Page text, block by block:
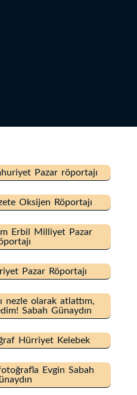
Pazar röportajı
Oksijen Röportajı
Erbil Milliyet Pazar
Pazar Röportajı
nezle olarak atlattım,
Sabah Günaydın
Hürriyet Kelebek
Evgin Sabah